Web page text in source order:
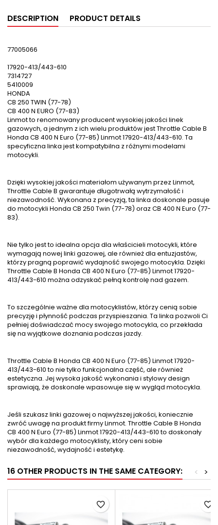
DESCRIPTION PRODUCT DETAILS
77005066
17920-413/443-610
7314727
5410009
HONDA
CB 250 TWIN (77-78)
CB 400 N EURO (77-83)
Linmot to renomowany producent wysokiej jakości linek
gazowych, a jednym z ich wielu produktów jest Throttle Cable B
Honda CB 400 N Euro (77-85) Linmot 17920-413/443-610. Ta
specyficzna linka jest kompatybilna z różnymi modelami
motocykli.
Dzięki wysokiej jakości materiałom używanym przez Linmot,
Throttle Cable B gwarantuje długotrwałą wytrzymałość i
niezawodność. Wykonana z precyzją, ta linka doskonale pasuje
do motocykli Honda CB 250 Twin (77-78) oraz CB 400 N Euro (77-
83).
Nie tylko jest to idealna opcja dla właścicieli motocykli, które
wymagają nowej linki gazowej, ale również dla entuzjastów,
którzy pragną poprawić wydajność swojego motocykla. Dzięki
Throttle Cable B Honda CB 400 N Euro (77-85) Linmot 17920-
413/443-610 można odzyskać pełną kontrolę nad gazem.
To szczególnie ważne dla motocyklistów, którzy cenią sobie
precyzję i płynność podczas przyspieszania. Ta linka pozwoli Ci
pełniej doświadczać mocy swojego motocykla, co przekłada
się na wyjątkowe doznania podczas jazdy.
Throttle Cable B Honda CB 400 N Euro (77-85) Linmot 17920-
413/443-610 to nie tylko funkcjonalna część, ale również
estetyczna. Jej wysoka jakość wykonania i stylowy design
sprawiają, że doskonale wpasowuje się w wygląd motocykla.
Jeśli szukasz linki gazowej o najwyższej jakości, koniecznie
zwróć uwagę na produkt firmy Linmot. Throttle Cable B Honda
CB 400 N Euro (77-85) Linmot 17920-413/443-610 to doskonały
wybór dla każdego motocyklisty, który ceni sobie
niezawodność, wydajność i estetykę.
16 OTHER PRODUCTS IN THE SAME CATEGORY: >
<
favorite_border favorite_border